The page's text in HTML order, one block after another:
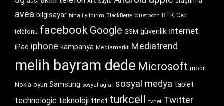
avea bilgisayar binali yıldırım BlackBerry bluetooth BTK Cep
telefonu facebook Google GSM güvenlik internet
iPad iphone kampanya Mediamarkt Mediatrend
melih bayram dede Microsoft mobil
Nokia oyun Samsung sosyal ağlar sosyal medya tablet
technologic teknoloji ttnet turkcell tvnet Twitter